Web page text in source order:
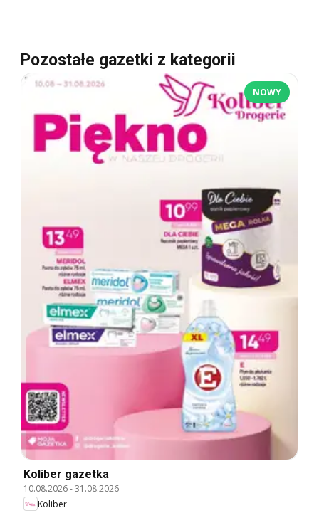
Pozostałe gazetki z kategorii
NOWY
Koliber gazetka
10.08.2026-31.08.2026
Koliber